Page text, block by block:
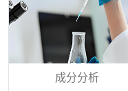
成分分析